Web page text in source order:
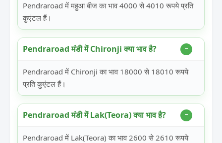
Pendraroad में महुआ बीज का भाव 4000 से 4010 रूपये प्रति
कुएंटल हैं।
Pendraroad मंडी में Chironji क्या भाव है?
Pendraroad में Chironji का भाव 18000 से 18010 रूपये
प्रति कुएंटल हैं।
Pendraroad मंडी में Lak(Teora) क्या भाव है?
Pendraroad में Lak(Teora) का भाव 2600 से 2610 रूपये